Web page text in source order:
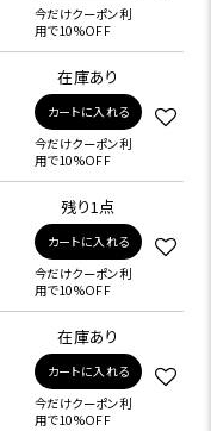
今だけクーポン利
用で10%OFF
在庫あり
カートに入れる
今だけクーポン利
用で10%OFF
残り1点
カートに入れる
今だけクーポン利
用で10%OFF
在庫あり
カートに入れる
今だけクーポン利
用で10%OFF